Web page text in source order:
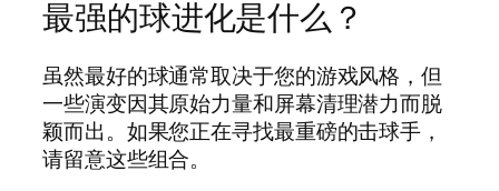
最强的球进化是什么？
虽然最好的球通常取决于您的游戏风格，但
一些演变因其原始力量和屏幕清理潜力而脱
颖而出。如果您正在寻找最重磅的击球手，
请留意这些组合。